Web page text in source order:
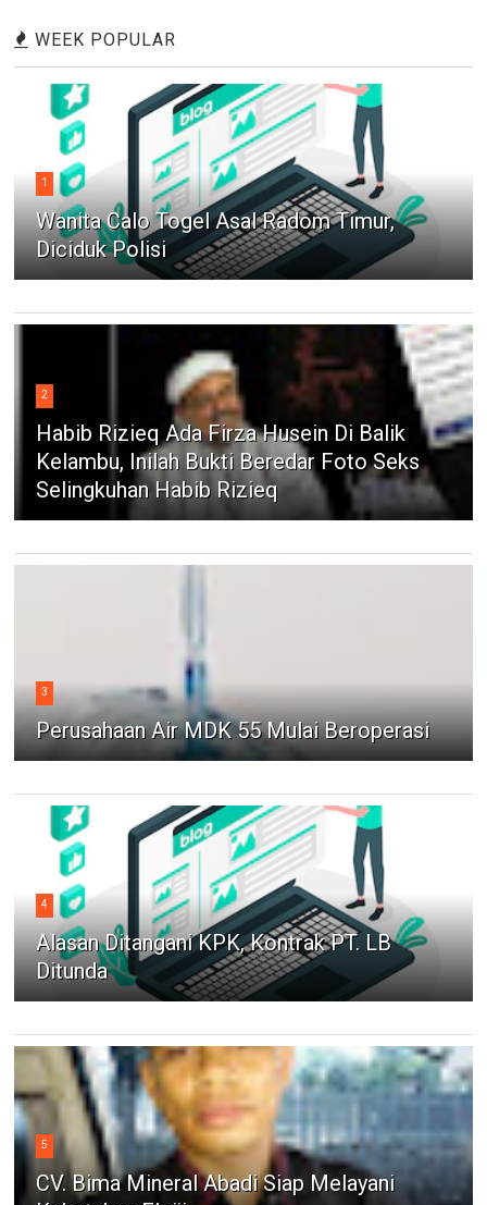
WEEK POPULAR
1
Wanita Calo Togel Asal Radom Timur,
Diciduk Polisi
2
Habib Rizieq Ada Firza Husein Di Balik
Kelambu, Inilah Bukti Beredar Foto Seks
Selingkuhan Habib Rizieq
3
Perusahaan Air MDK 55 Mulai Beroperasi
4
Alasan Ditangani KPK, Kontrak PT. LB
Ditunda
5
CV. Bima Mineral Abadi Siap Melayani